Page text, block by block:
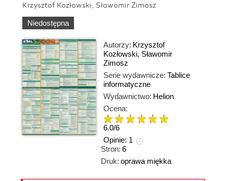
Krzysztof Kozłowski, Sławomir Zimosz
Niedostępna
Autorzy: Krzysztof
Kozłowski, Sławomir
Zimosz
Serie wydawnicze: Tablice
informatyczne
Wydawnictwo: Helion
Ocena:
6.0/6
Opinie: 1
Stron: 6
Druk: oprawa miękka